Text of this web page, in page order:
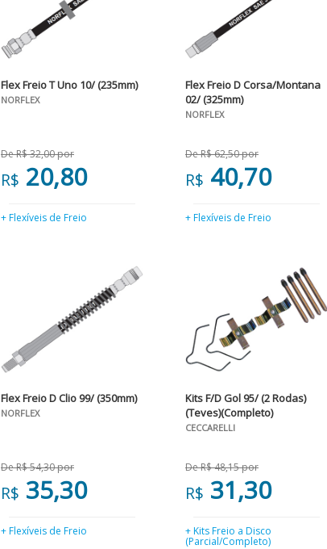
Flex Freio T Uno 10/ (235mm)
NORFLEX
De R$ 32,00 por
R$ 20,80
+ Flexíveis de Freio
Flex Freio D Corsa/Montana
02/ (325mm)
NORFLEX
De R$ 62,50 por
R$ 40,70
+ Flexíveis de Freio
Flex Freio D Clio 99/ (350mm)
NORFLEX
De R$ 54,30 por
R$ 35,30
+ Flexíveis de Freio
Kits F/D Gol 95/ (2 Rodas)
(Teves)(Completo)
CECCARELLI
De R$ 48,15 por
R$ 31,30
+ Kits Freio a Disco
(Parcial/Completo)